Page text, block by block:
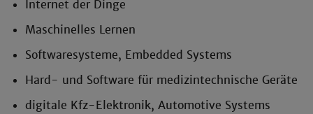
Internet der Dinge
Maschinelles Lernen
Softwaresysteme, Embedded Systems
Hard- und Software für medizintechnische Geräte
digitale Kfz-Elektronik, Automotive Systems